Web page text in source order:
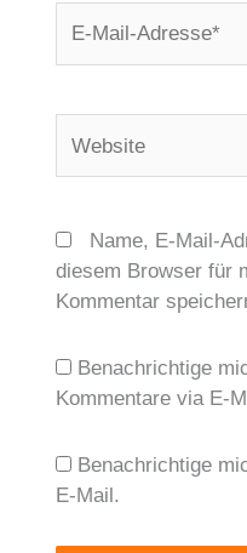
Mail-
Name, E-Mail-
diesem Browser für
Kommentar
Benachrichtige
Kommentare via E-
Benachrichtige
E-Mail.